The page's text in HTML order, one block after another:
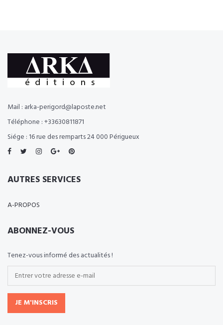
Mail : arka-perigord@laposte.net
Téléphone : +33630811871
Siége : 16 rue des remparts 24 000 Périgueux
AUTRES SERVICES
A-PROPOS
ABONNEZ-VOUS
Tenez-vous informé des actualités !
JE M'INSCRIS